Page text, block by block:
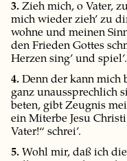
3. Zieh mich, o Vater,
mich wieder zieh’ zu
wohne und meinen
den Frieden Gottes
Herzen sing’ und spiel’.
4. Denn der kann mich
ganz unaussprechlich
beten, gibt Zeugnis
ein Miterbe Jesu
Vater!“ schrei’.
5. Wohl mir, daß ich